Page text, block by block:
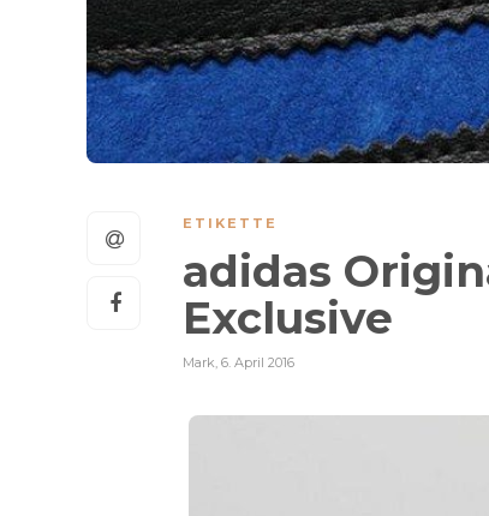
ETIKETTE
adidas
Exclusive
Mark, 6. April 2016